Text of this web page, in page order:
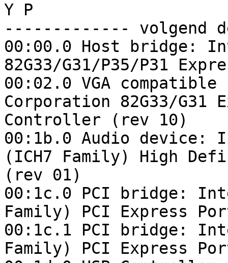
Y P
------------- volgend
00:00.0 Host bridge:
82G33/G31/P35/P31
00:02.0 VGA
Corporation 82G33/G31
Controller (rev 10)
00:1b.0 Audio device:
(ICH7 Family) High
(rev 01)
00:1c.0 PCI bridge:
Family) PCI Express
00:1c.1 PCI bridge:
Family) PCI Express